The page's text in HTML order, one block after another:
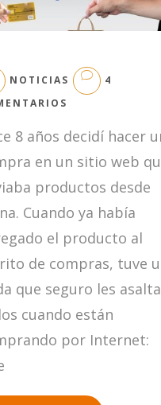
NOTICIAS
4
CON
DE
CRÉDITO
RANTIMA.COM
8 años decidí hacer
en un sitio web
productos desde
Cuando ya había
el producto al
de compras, tuve
que seguro les
cuando están
por Internet: